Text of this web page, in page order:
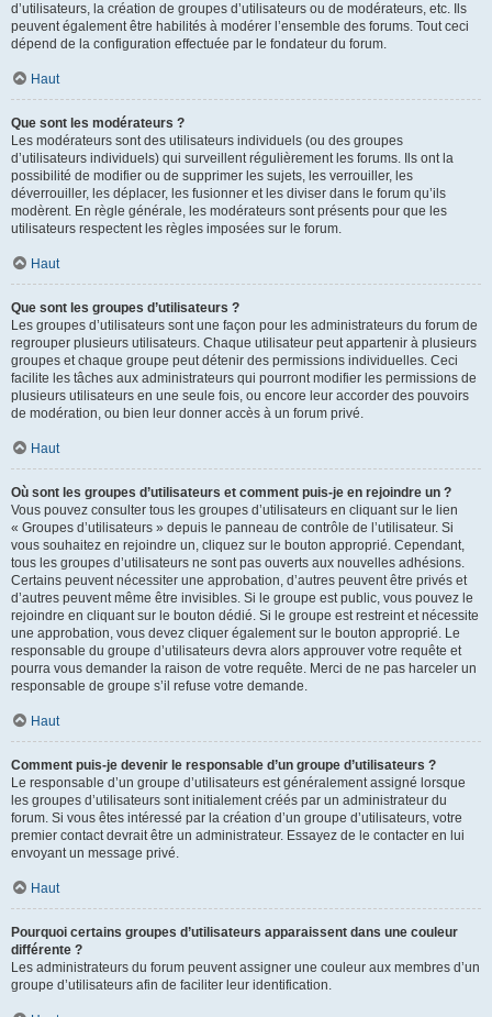
d’utilisateurs, la création de groupes d’utilisateurs ou de modérateurs, etc. Ils
peuvent également être habilités à modérer l’ensemble des forums. Tout ceci
dépend de la configuration effectuée par le fondateur du forum.
Haut
Que sont les modérateurs ?
Les modérateurs sont des utilisateurs individuels (ou des groupes
d’utilisateurs individuels) qui surveillent régulièrement les forums. Ils ont la
possibilité de modifier ou de supprimer les sujets, les verrouiller, les
déverrouiller, les déplacer, les fusionner et les diviser dans le forum qu’ils
modèrent. En règle générale, les modérateurs sont présents pour que les
utilisateurs respectent les règles imposées sur le forum.
Haut
Que sont les groupes d’utilisateurs ?
Les groupes d’utilisateurs sont une façon pour les administrateurs du forum de
regrouper plusieurs utilisateurs. Chaque utilisateur peut appartenir à plusieurs
groupes et chaque groupe peut détenir des permissions individuelles. Ceci
facilite les tâches aux administrateurs qui pourront modifier les permissions de
plusieurs utilisateurs en une seule fois, ou encore leur accorder des pouvoirs
de modération, ou bien leur donner accès à un forum privé.
Haut
Où sont les groupes d’utilisateurs et comment puis-je en rejoindre un ?
Vous pouvez consulter tous les groupes d’utilisateurs en cliquant sur le lien
« Groupes d’utilisateurs » depuis le panneau de contrôle de l’utilisateur. Si
vous souhaitez en rejoindre un, cliquez sur le bouton approprié. Cependant,
tous les groupes d’utilisateurs ne sont pas ouverts aux nouvelles adhésions.
Certains peuvent nécessiter une approbation, d’autres peuvent être privés et
d’autres peuvent même être invisibles. Si le groupe est public, vous pouvez le
rejoindre en cliquant sur le bouton dédié. Si le groupe est restreint et nécessite
une approbation, vous devez cliquer également sur le bouton approprié. Le
responsable du groupe d’utilisateurs devra alors approuver votre requête et
pourra vous demander la raison de votre requête. Merci de ne pas harceler un
responsable de groupe s’il refuse votre demande.
Haut
Comment puis-je devenir le responsable d’un groupe d’utilisateurs ?
Le responsable d’un groupe d’utilisateurs est généralement assigné lorsque
les groupes d’utilisateurs sont initialement créés par un administrateur du
forum. Si vous êtes intéressé par la création d’un groupe d’utilisateurs, votre
premier contact devrait être un administrateur. Essayez de le contacter en lui
envoyant un message privé.
Haut
Pourquoi certains groupes d’utilisateurs apparaissent dans une couleur
différente ?
Les administrateurs du forum peuvent assigner une couleur aux membres d’un
groupe d’utilisateurs afin de faciliter leur identification.